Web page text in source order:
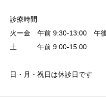
診療時間
火ー金 午前 9:30-13:00 午
土 午前 9:00-15:00
日・月・祝日は休診日です